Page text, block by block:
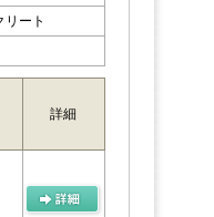
リート
詳細